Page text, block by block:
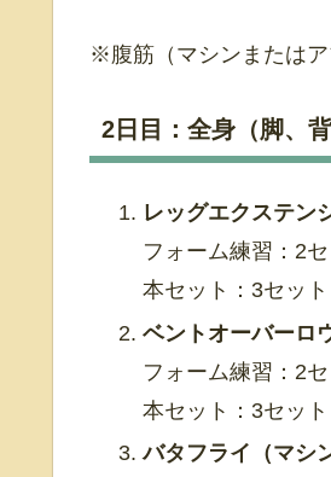
※腹筋（マシンまたはア
2日目：全身（脚、
レッグエクステン
フォーム練習：2
本セット：3セッ
ベントオーバーロ
フォーム練習：2
本セット：3セッ
バタフライ（マシ